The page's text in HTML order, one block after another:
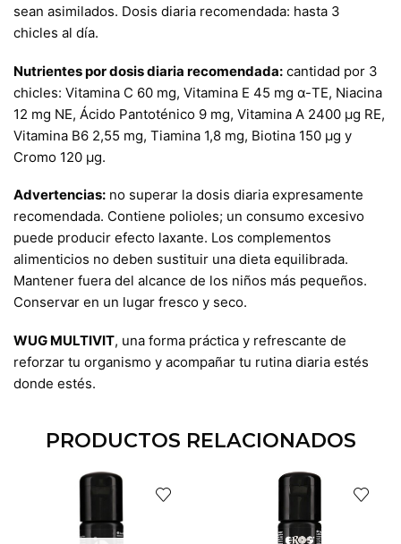
sean asimilados. Dosis diaria recomendada: hasta 3
chicles al día.
Nutrientes por dosis diaria recomendada: cantidad por 3
chicles: Vitamina C 60 mg, Vitamina E 45 mg α-TE, Niacina
12 mg NE, Ácido Pantoténico 9 mg, Vitamina A 2400 µg RE,
Vitamina B6 2,55 mg, Tiamina 1,8 mg, Biotina 150 µg y
Cromo 120 µg.
Advertencias: no superar la dosis diaria expresamente
recomendada. Contiene polioles; un consumo excesivo
puede producir efecto laxante. Los complementos
alimenticios no deben sustituir una dieta equilibrada.
Mantener fuera del alcance de los niños más pequeños.
Conservar en un lugar fresco y seco.
WUG MULTIVIT, una forma práctica y refrescante de
reforzar tu organismo y acompañar tu rutina diaria estés
donde estés.
PRODUCTOS RELACIONADOS